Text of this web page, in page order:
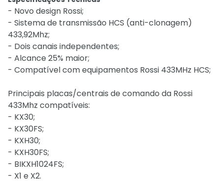
- Novo design Rossi;
- Sistema de transmissão HCS (anti-clonagem)
433,92Mhz;
- Dois canais independentes;
- Alcance 25% maior;
- Compatível com equipamentos Rossi 433MHz HCS;
Principais placas/centrais de comando da Rossi
433Mhz compatíveis:
- KX30;
- KX30FS;
- KXH30;
- KXH30FS;
- BIKXH1024FS;
- X1 e X2.